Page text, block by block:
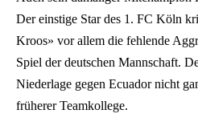
Der einstige Star des 1. FC Köln
Kroos» vor allem die fehlende
Spiel der deutschen Mannschaft.
Niederlage gegen Ecuador nicht
früherer Teamkollege.